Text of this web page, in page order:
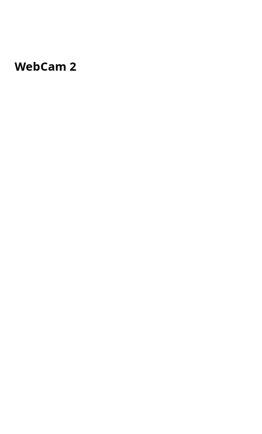
WebCam 2